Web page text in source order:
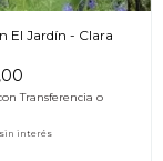
El Jardín - Clara
Transferencia o
sin interés